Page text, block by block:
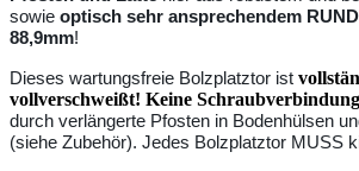
sowie optisch sehr ansprechendem
88,9mm!
Dieses wartungsfreie Bolzplatztor ist
vollverschweißt! Keine
durch verlängerte Pfosten in Bodenhülsen
(siehe Zubehör). Jedes Bolzplatztor MUSS